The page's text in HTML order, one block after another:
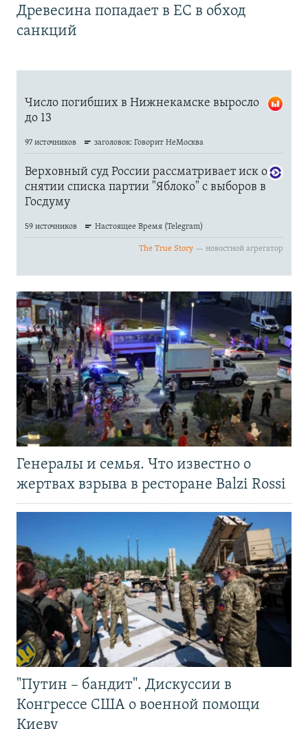
Древесина попадает в ЕС в обход
санкций
Генералы и семья. Что известно о
жертвах взрыва в ресторане Balzi Rossi
"Путин – бандит". Дискуссии в
Конгрессе США о военной помощи
Киеву